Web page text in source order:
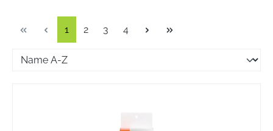
Seite
1 Seite
2 Seite
3 Seite
4